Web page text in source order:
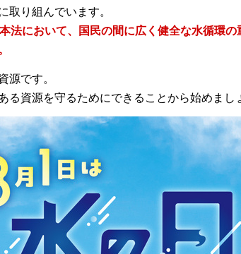
取り組んでいます。
法において、国民の間に広く健全な水循環の
源です。
資源を守るためにできることから始めまし